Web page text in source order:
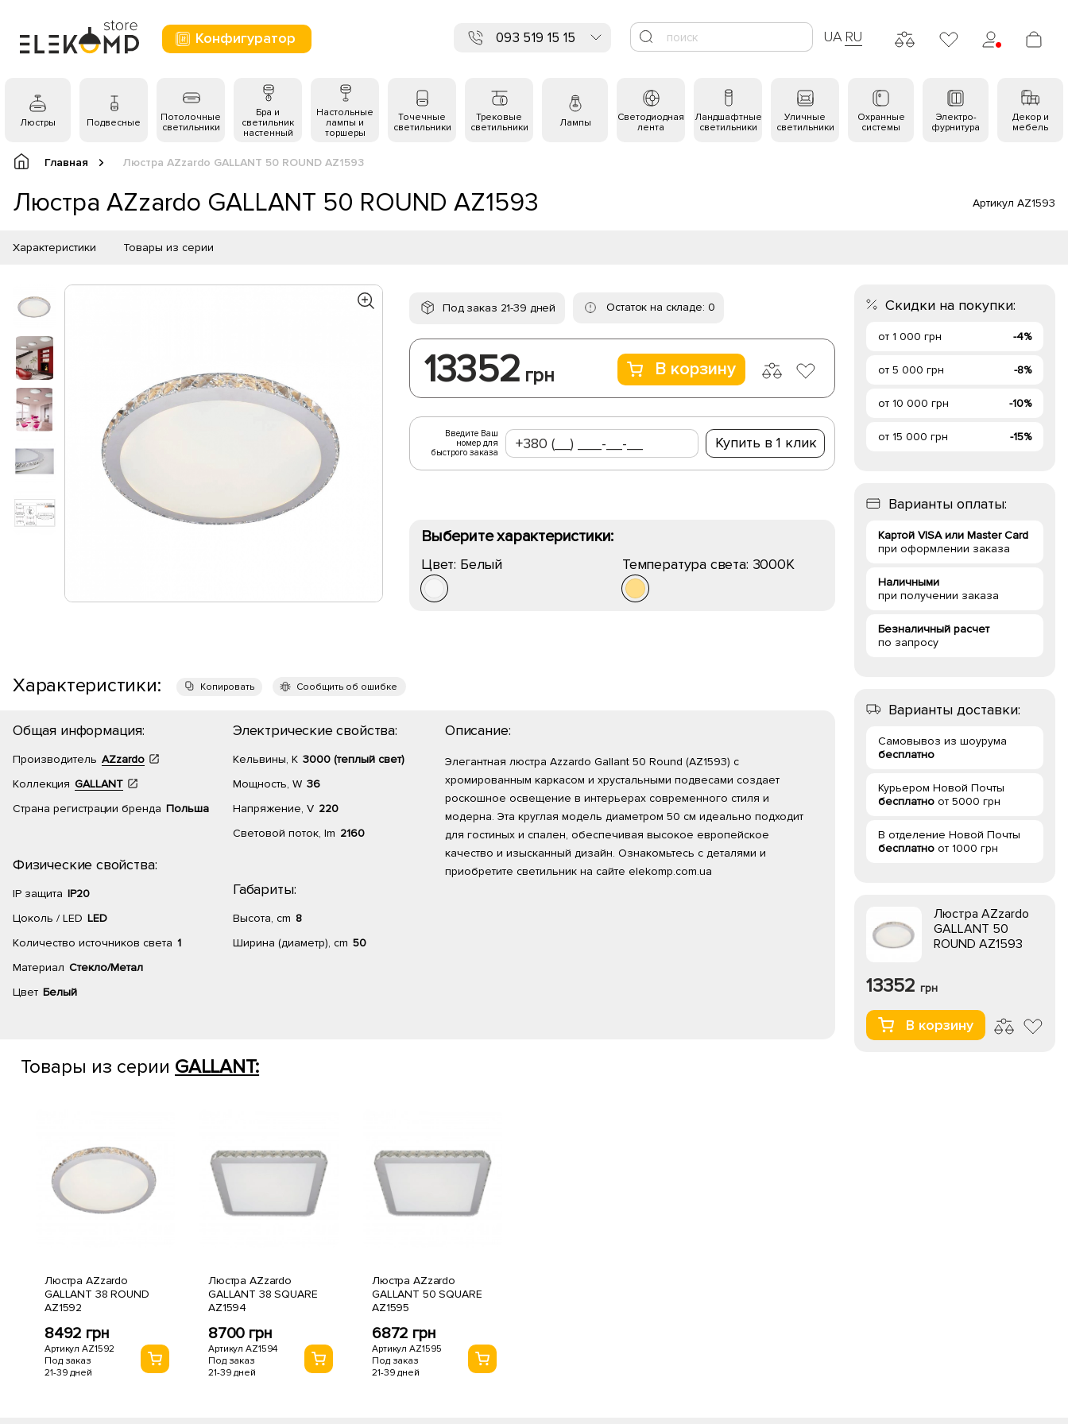
Конфигуратор 093 519 15 15 UA RU
Люстры Подвесные
Потолочные
светильники
Бра и
светильник
настенный
Настольные
лампы и
торшеры
Точечные
светильники
Трековые
светильники
Лампы
Светодиодная
лента
Ландшафтные
светильники
Уличные
светильники
Охранные
системы
Электро-
фурнитура
Декор и
мебель
Главная Люстра AZzardo GALLANT 50 ROUND AZ1593
Люстра AZzardo GALLANT 50 ROUND AZ1593 Артикул AZ1593
Характеристики Товары из серии
Под заказ 21-39 дней Остаток на складе: 0
13352 грн В корзину
Введите Ваш
номер для
быстрого заказа
Купить в 1 клик
Выберите характеристики:
Цвет: Белый Температура света: 3000K
Характеристики: Копировать Сообщить об ошибке
Общая информация:
Производитель AZzardo
Коллекция GALLANT
Страна регистрации бренда Польша
Физические свойства:
IP защита IP20
Цоколь / LED LED
Количество источников света 1
Материал Стекло/Метал
Цвет Белый
Электрические свойства:
Кельвины, К 3000 (теплый свет)
Мощность, W 36
Напряжение, V 220
Световой поток, lm 2160
Габариты:
Высота, cm 8
Ширина (диаметр), cm 50
Описание:
Элегантная люстра Azzardo Gallant 50 Round (AZ1593) с
хромированным каркасом и хрустальными подвесами создает
роскошное освещение в интерьерах современного стиля и
модерна. Эта круглая модель диаметром 50 см идеально подходит
для гостиных и спален, обеспечивая высокое европейское
качество и изысканный дизайн. Ознакомьтесь с деталями и
приобретите светильник на сайте elekomp.com.ua
Товары из серии GALLANT:
Люстра AZzardo
GALLANT 38 ROUND
AZ1592
8492 грн
Артикул AZ1592
Под заказ
21-39 дней
Люстра AZzardo
GALLANT 38 SQUARE
AZ1594
8700 грн
Артикул AZ1594
Под заказ
21-39 дней
Люстра AZzardo
GALLANT 50 SQUARE
AZ1595
6872 грн
Артикул AZ1595
Под заказ
21-39 дней
Скидки на покупки:
от 1 000 грн -4%
от 5 000 грн -8%
от 10 000 грн -10%
от 15 000 грн -15%
Варианты оплаты:
Картой VISA или Master Card
при оформлении заказа
Наличными
при получении заказа
Безналичный расчет
по запросу
Варианты доставки:
Самовывоз из шоурума
бесплатно
Курьером Новой Почты
бесплатно от 5000 грн
В отделение Новой Почты
бесплатно от 1000 грн
Люстра AZzardo
GALLANT 50
ROUND AZ1593
13352 грн
В корзину